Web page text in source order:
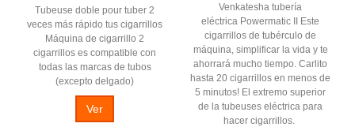
Tubeuse doble pour tuber 2
veces más rápido tus cigarrillos
Máquina de cigarrillo 2
cigarrillos es compatible con
todas las marcas de tubos
(excepto delgado)
Ver
Venkatesha tubería
eléctrica Powermatic II Este
cigarrillos de tubérculo de
máquina, simplificar la vida y te
ahorrará mucho tiempo. Carlito
hasta 20 cigarrillos en menos de
5 minutos! El extremo superior
de la tubeuses eléctrica para
hacer cigarrillos.